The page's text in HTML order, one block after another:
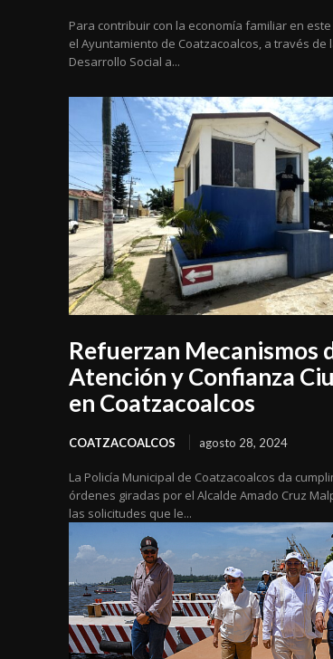
Para contribuir con la economía familiar en
el Ayuntamiento de Coatzacoalcos, a través de
Desarrollo Social a...
Refuerzan Mecanismos
Atención y Confianza
en Coatzacoalcos
COATZACOALCOS agosto 28, 2024
La Policía Municipal de Coatzacoalcos da
órdenes giradas por el Alcalde Amado Cruz
las solicitudes que le...